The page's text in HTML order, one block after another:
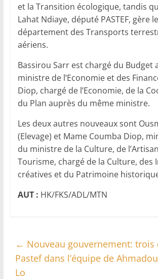
et la Transition écologique, tandis
Lahat Ndiaye, député PASTEF, gère le
département des Transports
aériens.
Bassirou Sarr est chargé du Budget
ministre de l’Economie et des
Diop, chargé de l’Economie, de la
du Plan auprès du même ministre.
Les deux autres nouveaux sont
(Elevage) et Mame Coumba Diop,
du ministre de la Culture, de
Tourisme, chargé de la Culture, des
créatives et du Patrimoine
AUT : HK/FKS/ADL/MTN
← Nouveau gouvernement: trois
Pastef dans l’équipe de
Lo